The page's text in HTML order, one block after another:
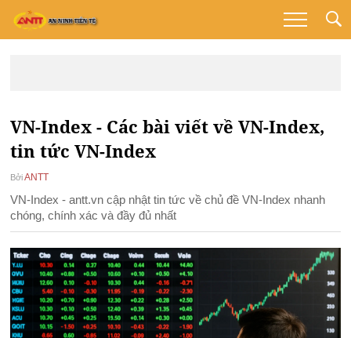
VN-Index - Các bài viết về VN-Index,
tin tức VN-Index
Bởi ANTT
VN-Index - antt.vn cập nhật tin tức về chủ đề VN-Index nhanh
chóng, chính xác và đầy đủ nhất